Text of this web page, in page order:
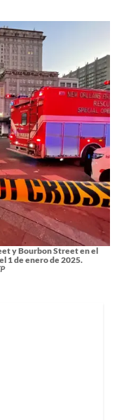
y Bourbon Street en el
1 de enero de 2025.